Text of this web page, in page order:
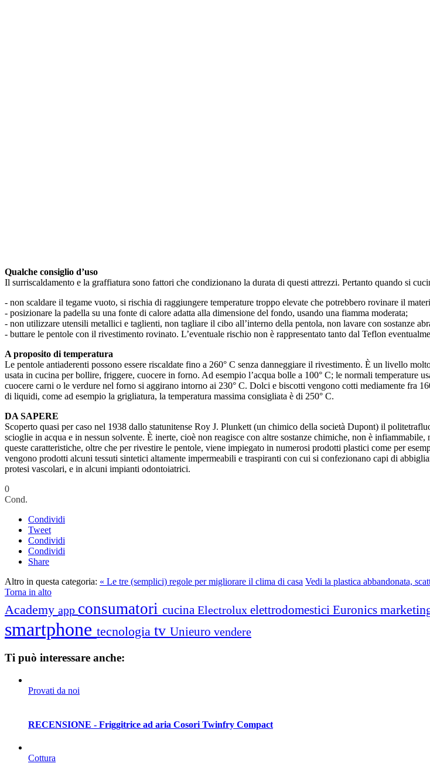
Qualche consiglio d’uso
Il surriscaldamento e la graffiatura sono fattori che condizionano la durata di questi attrezzi. Pertanto quando si
- non scaldare il tegame vuoto, si rischia di raggiungere temperature troppo elevate che potrebbero rovinare il
- posizionare la padella su una fonte di calore adatta alla dimensione del fondo, usando una fiamma moderata;
- non utilizzare utensili metallici e taglienti, non tagliare il cibo all’interno della pentola, non lavare con sostanze
- buttare le pentole con il rivestimento rovinato. L’eventuale rischio non è rappresentato tanto dal Teflon
A proposito di temperatura
Le pentole antiaderenti possono essere riscaldate fino a 260° C senza danneggiare il rivestimento. È un livello
usata in cucina per bollire, friggere, cuocere in forno. Ad esempio l’acqua bolle a 100° C; le normali temperature
cuocere carni o le verdure nel forno si aggirano intorno ai 230° C. Dolci e biscotti vengono cotti mediamente fra
di liquidi, come ad esempio la grigliatura, la temperatura massima consigliata è di 250° C.
DA SAPERE
Scoperto quasi per caso nel 1938 dallo statunitense Roy J. Plunkett (un chimico della società Dupont) il
scioglie in acqua e in nessun solvente. È inerte, cioè non reagisce con altre sostanze chimiche, non è
queste caratteristiche, oltre che per rivestire le pentole, viene impiegato in numerosi prodotti plastici come per
vengono prodotti alcuni tessuti sintetici altamente impermeabili e traspiranti con cui si confezionano capi di
protesi vascolari, e in alcuni impianti odontoiatrici.
0
Cond.
Condividi
Tweet
Condividi
Condividi
Share
Altro in questa categoria: « Le tre (semplici) regole per migliorare il clima di casa Vedi la plastica abbandonata,
Torna in alto
Academy app consumatori cucina Electrolux elettrodomestici Euronics
smartphone tecnologia tv Unieuro vendere
Ti può interessare anche:
Provati da noi
RECENSIONE - Friggitrice ad aria Cosori Twinfry Compact
Cottura